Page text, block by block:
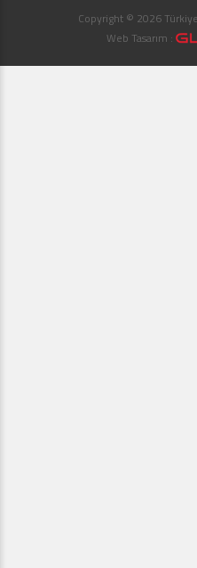
Copyright © 2026
Web Tasarım :